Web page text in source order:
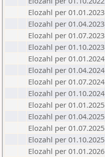
Elozahl per 01.01.2023
Elozahl per 01.04.2023
Elozahl per 01.07.2023
Elozahl per 01.10.2023
Elozahl per 01.01.2024
Elozahl per 01.04.2024
Elozahl per 01.07.2024
Elozahl per 01.10.2024
Elozahl per 01.01.2025
Elozahl per 01.04.2025
Elozahl per 01.07.2025
Elozahl per 01.10.2025
Elozahl per 01.01.2026